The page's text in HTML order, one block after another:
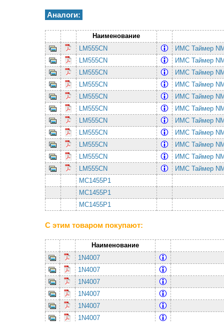
Аналоги:
Наименование
LM555CN
ИМС Таймер
LM555CN
ИМС Таймер
LM555CN
ИМС Таймер
LM555CN
ИМС Таймер
LM555CN
ИМС Таймер
LM555CN
ИМС Таймер
LM555CN
ИМС Таймер
LM555CN
ИМС Таймер
LM555CN
ИМС Таймер
LM555CN
ИМС Таймер
LM555CN
ИМС Таймер
MC1455P1
MC1455P1
MC1455P1
С этим товаром покупают:
Наименование
1N4007
1N4007
1N4007
1N4007
1N4007
1N4007